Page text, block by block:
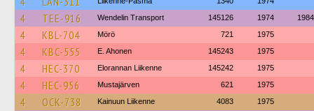
4 TEE-916 Wendelin Transport 145126 1974 1984
4 KBL-704 Mörö 721 1975
4 KBC-555 E. Ahonen 145243 1975
4 HEC-370 Elorannan Liikenne 145242 1975
4 HEC-956 Mustajärven 621 1975
4 OCK-738 Kainuun Liikenne 4083 1975